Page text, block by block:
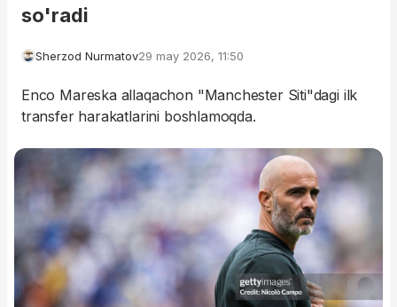
so'radi
Sherzod Nurmatov29 may 2026, 11:50
Enco Mareska allaqachon "Manchester Siti"dagi ilk
transfer harakatlarini boshlamoqda.